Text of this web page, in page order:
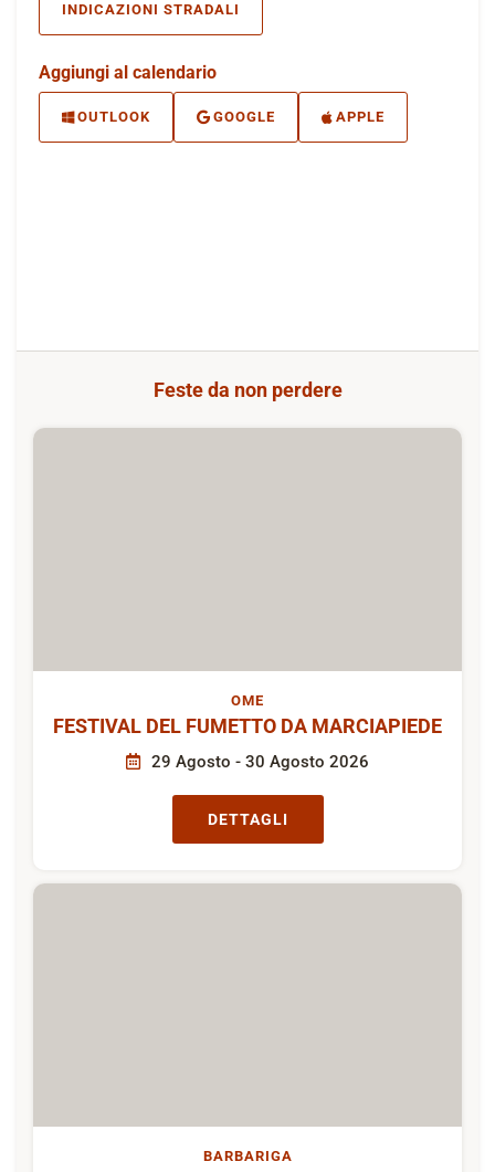
INDICAZIONI STRADALI
Aggiungi al calendario
OUTLOOK GOOGLE APPLE
Feste da non perdere
OME
FESTIVAL DEL FUMETTO DA MARCIAPIEDE
29 Agosto - 30 Agosto 2026
DETTAGLI
BARBARIGA